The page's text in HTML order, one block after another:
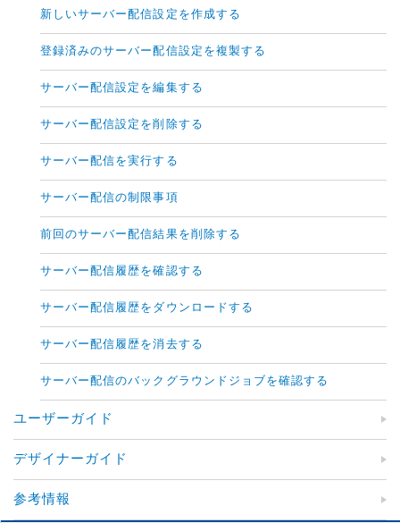
新しいサーバー配信設定を作成する
登録済みのサーバー配信設定を複製する
サーバー配信設定を編集する
サーバー配信設定を削除する
サーバー配信を実行する
サーバー配信の制限事項
前回のサーバー配信結果を削除する
サーバー配信履歴を確認する
サーバー配信履歴をダウンロードする
サーバー配信履歴を消去する
サーバー配信のバックグラウンドジョブを確認する
ユーザーガイド
デザイナーガイド
参考情報